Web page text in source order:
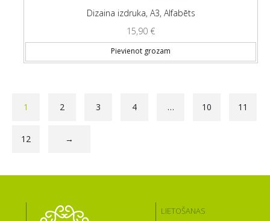
Dizaina izdruka, A3, Alfabēts
15,90 €
Pievienot grozam
1 2 3 4 … 10 11
12 →
LIETOŠANAS